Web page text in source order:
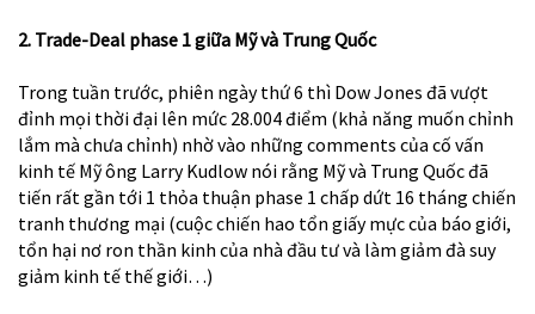
2. Trade-Deal phase 1 giữa Mỹ và Trung Quốc
Trong tuần trước, phiên ngày thứ 6 thì Dow Jones đã vượt
đỉnh mọi thời đại lên mức 28.004 điểm (khả năng muốn chỉnh
lắm mà chưa chỉnh) nhờ vào những comments của cố vấn
kinh tế Mỹ ông Larry Kudlow nói rằng Mỹ và Trung Quốc đã
tiến rất gần tới 1 thỏa thuận phase 1 chấp dứt 16 tháng chiến
tranh thương mại (cuộc chiến hao tổn giấy mực của báo giới,
tổn hại nơ ron thần kinh của nhà đầu tư và làm giảm đà suy
giảm kinh tế thế giới…)